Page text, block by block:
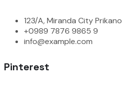
123/A, Miranda City Prikano
+0989 7876 9865 9
info@example.com
Pinterest